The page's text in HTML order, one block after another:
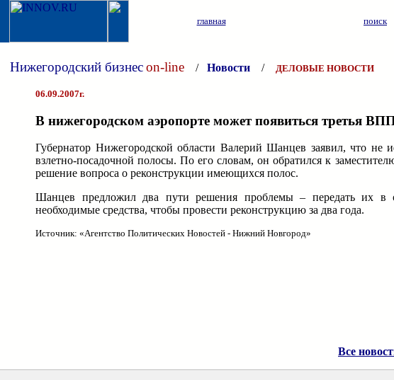
главная поиск
Нижегородский бизнесon-line / Новости / ДЕЛОВЫЕ НОВОСТИ
06.09.2007г.
В нижегородском аэропорте может появиться третья
Губернатор Нижегородской области Валерий Шанцев заявил, что не
взлетно-посадочной полосы. По его словам, он обратился к
решение вопроса о реконструкции имеющихся полос.
Шанцев предложил два пути решения проблемы – передать их в
необходимые средства, чтобы провести реконструкцию за два года.
Источник: «Агентство Политических Новостей - Нижний Новгород»
Все